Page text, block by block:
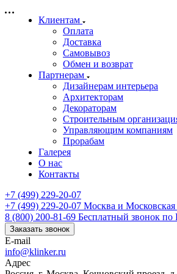
Клиентам
Оплата
Доставка
Самовывоз
Обмен и возврат
Партнерам
Дизайнерам интерьера
Архитекторам
Декораторам
Строительным
Управляющим компаниям
Прорабам
Галерея
О нас
Контакты
+7 (499) 229-20-07
+7 (499) 229-20-07 Москва и Московская
8 (800) 200-81-69 Бесплатный звонок по
Заказать звонок
E-mail
info@klinker.ru
Адрес